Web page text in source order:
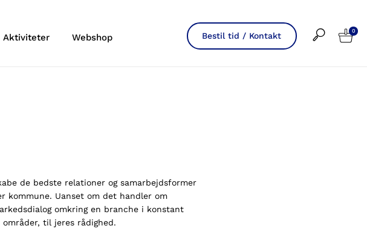
Aktiviteter Webshop Bestil tid / Kontakt 0
de bedste relationer og samarbejdsformer
kommune. Uanset om det handler om
omkring en branche i konstant
til jeres rådighed.